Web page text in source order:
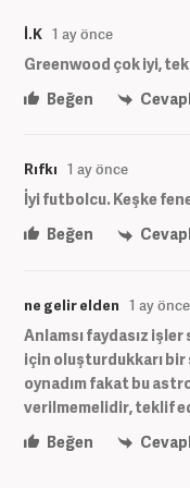
İ.K 1 ay önce
Greenwood çok iyi, tek
Beğen
Rıfkı 1 ay önce
İyi futbolcu. Keşke
Beğen
ne gelir elden 1 ay önce
Anlamsı faydasız işler
için oluşturdukkarı
oynadım fakat bu
verilmemelidir, teklif
Beğen